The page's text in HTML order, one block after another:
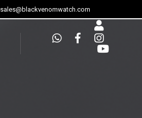
sales@blackvenomwatch.com